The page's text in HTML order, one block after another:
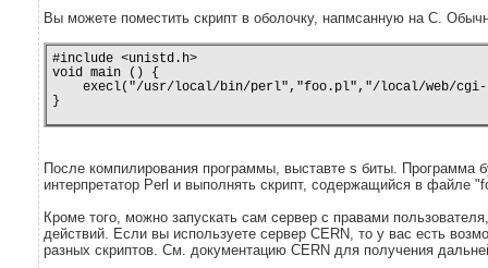
Вы можете поместить скрипт в оболочку, напмсанную на C.
#include <unistd.h>
void main () {
execl("/usr/local/bin/perl","foo.pl","/local/web/
}
После компилирования программы, выставте s биты. Программа
интерпретатор Perl и выполнять скрипт, содержащийся в файле
Кроме того, можно запускать сам сервер с правами
действий. Если вы используете сервер CERN, то у вас есть
разных скриптов. См. документацию CERN для получения